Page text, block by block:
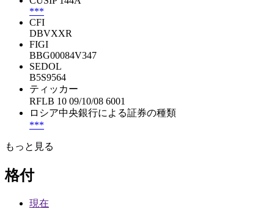
***
CFI
DBVXXR
FIGI
BBG00084V347
SEDOL
B5S9564
ティッカー
RFLB 10 09/10/08 6001
ロシア中央銀行による証券の種類
***
もっと見る
格付
現在